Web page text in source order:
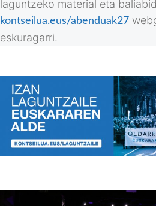
laguntzeko material eta
kontseilua.eus/abenduak27
eskuragarri.